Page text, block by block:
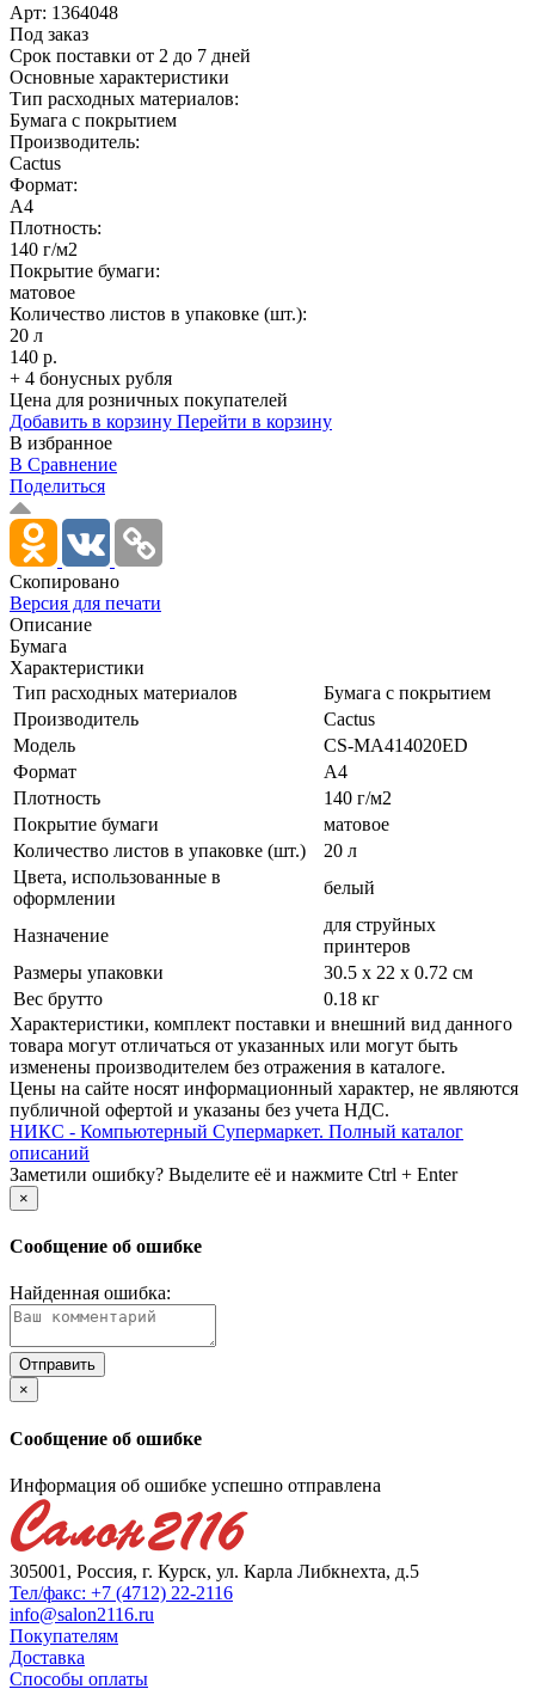
Арт: 1364048
Под заказ
Срок поставки от 2 до 7 дней
Основные характеристики
Тип расходных материалов:
Бумага с покрытием
Производитель:
Cactus
Формат:
A4
Плотность:
140 г/м2
Покрытие бумаги:
матовое
Количество листов в упаковке (шт.):
20 л
140 р.
+ 4 бонусных рубля
Цена для розничных покупателей
Добавить в корзину Перейти в корзину
В избранное
В Сравнение
Поделиться
Скопировано
Версия для печати
Описание
Бумага
Характеристики
Тип расходных материалов
Бумага с покрытием
Производитель
Cactus
Модель
CS-MA414020ED
Формат
A4
Плотность
140 г/­м2
Покрытие бумаги
матовое
Количество листов в упаковке (шт.)
20 л
Цвета, использованные в
оформлении
белый
Назначение
для струйных
принтеров
Размеры упаковки
30.5 x 22 x 0.72 см
Вес брутто
0.18 кг
Xарактеристики, комплект поставки и внешний вид данного
товара могут отличаться от указанных или могут быть
изменены производителем без отражения в каталоге.
Цены на сайте носят информационный характер, не являются
публичной офертой и указаны без учета НДС.
НИКС - Компьютерный Cупермаркет. Полный каталог
описаний
Заметили ошибку? Выделите её и нажмите Ctrl + Enter
×
Сообщение об ошибке
Найденная ошибка:
×
Сообщение об ошибке
Информация об ошибке успешно отправлена
305001, Россия, г. Курск, ул. Карла Либкнехта, д.5
Тел/факс: +7 (4712) 22-2116
info@salon2116.ru
Покупателям
Доставка
Способы оплаты